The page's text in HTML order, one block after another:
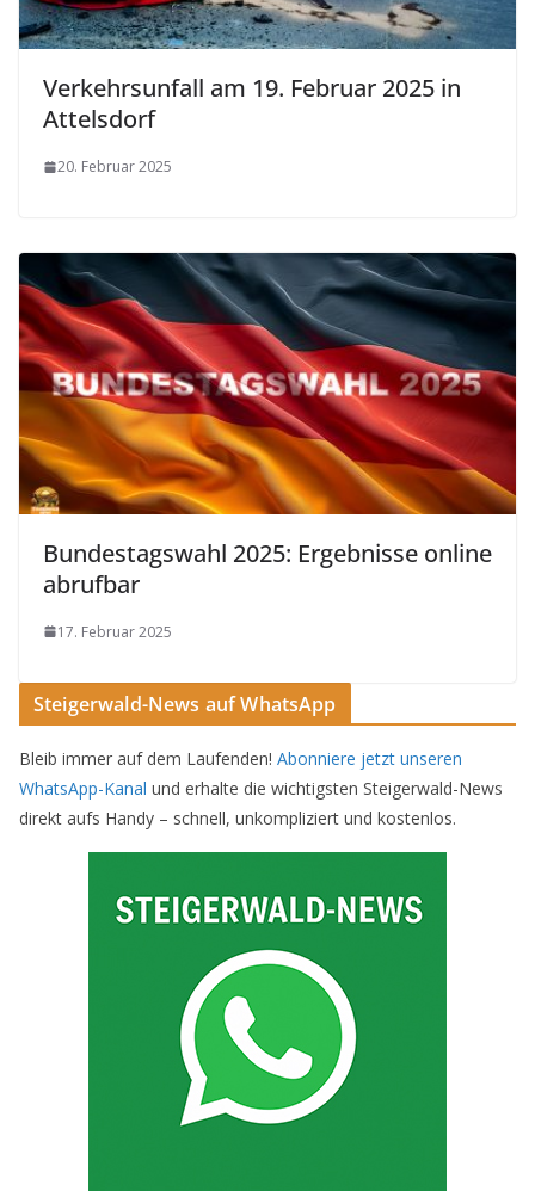
Verkehrsunfall am 19. Februar 2025 in
Attelsdorf
20. Februar 2025
Bundestagswahl 2025: Ergebnisse online
abrufbar
17. Februar 2025
Steigerwald-News auf WhatsApp
Bleib immer auf dem Laufenden! Abonniere jetzt unseren
WhatsApp-Kanal und erhalte die wichtigsten Steigerwald-News
direkt aufs Handy – schnell, unkompliziert und kostenlos.